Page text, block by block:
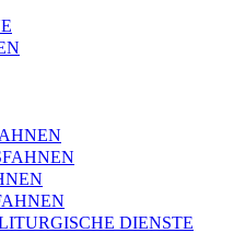
DIENSTE